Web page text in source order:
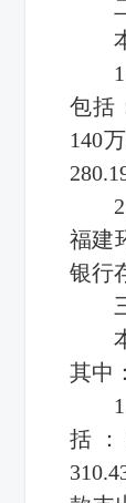
包括
140
福建
银行
其中：
括：